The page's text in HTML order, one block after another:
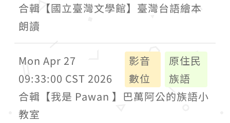
合輯【國立臺灣文學館】臺灣台語繪本
朗讀
Mon Apr 27
09:33:00 CST 2026
影音
數位
原住民
族語
合輯【我是 Pawan 】巴萬阿公的族語小
教室